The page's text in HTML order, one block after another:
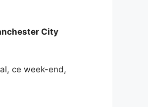
City
ce week-end,